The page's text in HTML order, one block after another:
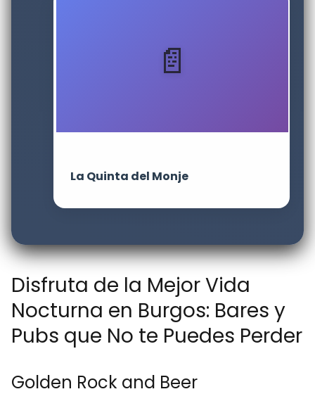
La Quinta del Monje
Disfruta de la Mejor Vida
Nocturna en Burgos: Bares y
Pubs que No te Puedes Perder
Golden Rock and Beer